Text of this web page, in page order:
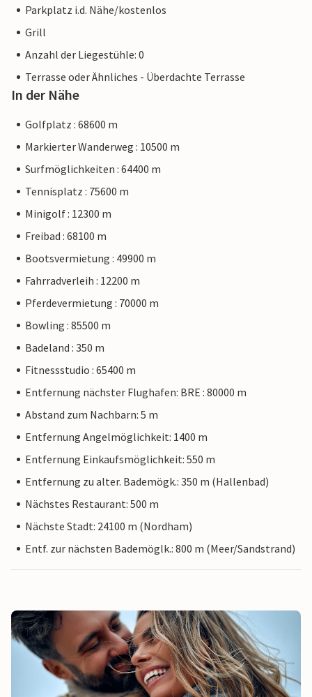
Parkplatz i.d. Nähe/kostenlos
Grill
Anzahl der Liegestühle: 0
Terrasse oder Ähnliches - Überdachte Terrasse
In der Nähe
Golfplatz : 68600 m
Markierter Wanderweg : 10500 m
Surfmöglichkeiten : 64400 m
Tennisplatz : 75600 m
Minigolf : 12300 m
Freibad : 68100 m
Bootsvermietung : 49900 m
Fahrradverleih : 12200 m
Pferdevermietung : 70000 m
Bowling : 85500 m
Badeland : 350 m
Fitnessstudio : 65400 m
Entfernung nächster Flughafen: BRE : 80000 m
Abstand zum Nachbarn: 5 m
Entfernung Angelmöglichkeit: 1400 m
Entfernung Einkaufsmöglichkeit: 550 m
Entfernung zu alter. Bademögk.: 350 m (Hallenbad)
Nächstes Restaurant: 500 m
Nächste Stadt: 24100 m (Nordham)
Entf. zur nächsten Bademöglk.: 800 m (Meer/Sandstrand)